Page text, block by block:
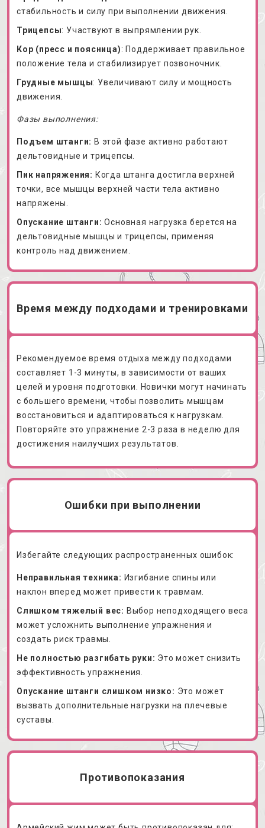
стабильность и силу при выполнении движения.
Трицепсы: Участвуют в выпрямлении рук.
Кор (пресс и поясница): Поддерживает правильное
положение тела и стабилизирует позвоночник.
Грудные мышцы: Увеличивают силу и мощность
движения.
Фазы выполнения:
Подъем штанги: В этой фазе активно работают
дельтовидные и трицепсы.
Пик напряжения: Когда штанга достигла верхней
точки, все мышцы верхней части тела активно
напряжены.
Опускание штанги: Основная нагрузка берется на
дельтовидные мышцы и трицепсы, применяя
контроль над движением.
Время между подходами и тренировками
Рекомендуемое время отдыха между подходами
составляет 1-3 минуты, в зависимости от ваших
целей и уровня подготовки. Новички могут начинать
с большего времени, чтобы позволить мышцам
восстановиться и адаптироваться к нагрузкам.
Повторяйте это упражнение 2-3 раза в неделю для
достижения наилучших результатов.
Ошибки при выполнении
Избегайте следующих распространенных ошибок:
Неправильная техника: Изгибание спины или
наклон вперед может привести к травмам.
Слишком тяжелый вес: Выбор неподходящего веса
может усложнить выполнение упражнения и
создать риск травмы.
Не полностью разгибать руки: Это может снизить
эффективность упражнения.
Опускание штанги слишком низко: Это может
вызвать дополнительные нагрузки на плечевые
суставы.
Противопоказания